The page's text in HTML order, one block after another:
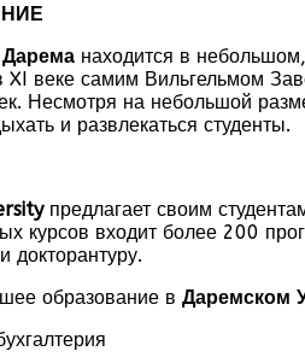
Дарема находится в
веке самим Вильгельмом
Несмотря на небольшой
и развлекаться студенты.
предлагает своим
курсов входит более 200
докторантуру.
образование в Даремском